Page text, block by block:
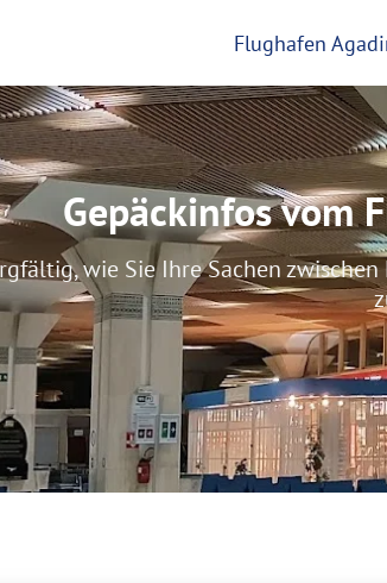
Flughafen
Gepäckinfos vom
wie Sie Ihre Sachen